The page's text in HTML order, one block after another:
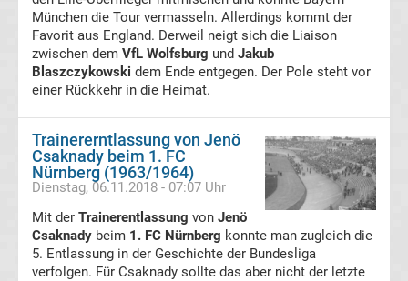
Bundesliga
Tabelle
Bundesliga
Ergebnisse
2.
Liga
München die Tour vermasseln. Allerdings kommt der
Favorit aus England. Derweil neigt sich die Liaison
zwischen dem VfL Wolfsburg und Jakub
Blaszczykowski dem Ende entgegen. Der Pole steht vor
einer Rückkehr in die Heimat.
Trainererntlassung von Jenö
Csaknady beim 1. FC
Nürnberg (1963/1964)
Dienstag, 06.11.2018 - 07:07 Uhr
Mit der Trainerentlassung von Jenö
Csaknady beim 1. FC Nürnberg konnte man zugleich die
5. Entlassung in der Geschichte der Bundesliga
verfolgen. Für Csaknady sollte das aber nicht der letzte